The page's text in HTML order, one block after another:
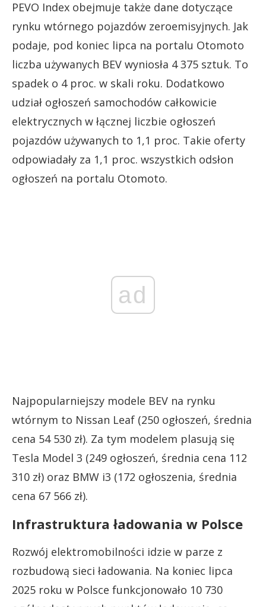
PEVO Index obejmuje także dane dotyczące
rynku wtórnego pojazdów zeroemisyjnych. Jak
podaje, pod koniec lipca na portalu Otomoto
liczba używanych BEV wyniosła 4 375 sztuk. To
spadek o 4 proc. w skali roku. Dodatkowo
udział ogłoszeń samochodów całkowicie
elektrycznych w łącznej liczbie ogłoszeń
pojazdów używanych to 1,1 proc. Takie oferty
odpowiadały za 1,1 proc. wszystkich odsłon
ogłoszeń na portalu Otomoto.
ad
Najpopularniejszy modele BEV na rynku
wtórnym to Nissan Leaf (250 ogłoszeń, średnia
cena 54 530 zł). Za tym modelem plasują się
Tesla Model 3 (249 ogłoszeń, średnia cena 112
310 zł) oraz BMW i3 (172 ogłoszenia, średnia
cena 67 566 zł).
Infrastruktura ładowania w Polsce
Rozwój elektromobilności idzie w parze z
rozbudową sieci ładowania. Na koniec lipca
2025 roku w Polsce funkcjonowało 10 730